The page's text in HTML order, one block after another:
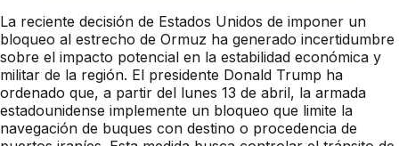
La reciente decisión de Estados Unidos de imponer un
bloqueo al estrecho de Ormuz ha generado incertidumbre
sobre el impacto potencial en la estabilidad económica y
militar de la región. El presidente Donald Trump ha
ordenado que, a partir del lunes 13 de abril, la armada
estadounidense implemente un bloqueo que limite la
navegación de buques con destino o procedencia de